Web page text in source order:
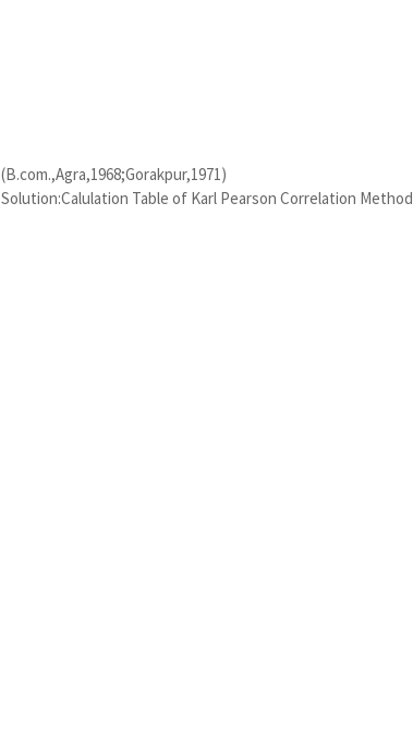
(B.com.,Agra,1968;Gorakpur,1971)
Solution:Calulation Table of Karl Pearson Correlation Method